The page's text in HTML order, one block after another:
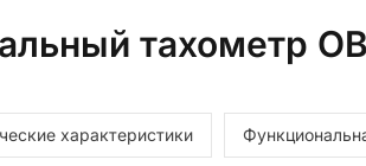
тахометр
характеристики